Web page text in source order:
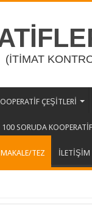
(İTİMAT
ÇEŞİTLERİ
100 SORUDA
MAKALE/TEZ İLETİŞİM